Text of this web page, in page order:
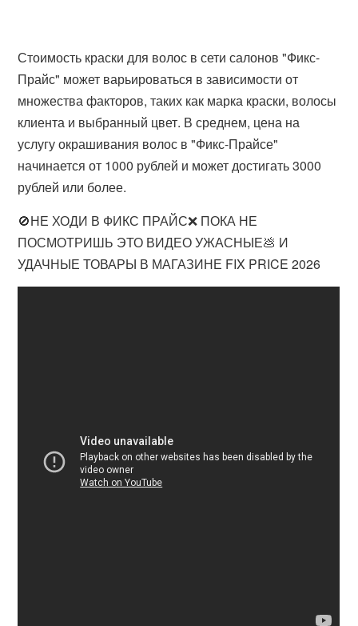
Стоимость краски для волос в сети салонов "Фикс-
Прайс" может варьироваться в зависимости от
множества факторов, таких как марка краски, волосы
клиента и выбранный цвет. В среднем, цена на
услугу окрашивания волос в "Фикс-Прайсе"
начинается от 1000 рублей и может достигать 3000
рублей или более.
🚫НЕ ХОДИ В ФИКС ПРАЙС❌ ПОКА НЕ
ПОСМОТРИШЬ ЭТО ВИДЕО УЖАСНЫЕ💩 И
УДАЧНЫЕ ТОВАРЫ В МАГАЗИНЕ FIX PRICE 2026